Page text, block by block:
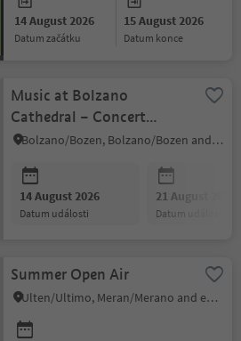
14 August 2026
datum začátku
15 August 2026
datum konce
Music at Bolzano
Cathedral – Concert
Programme 2026
Bolzano/Bozen, Bolzano/Bozen and environs
14 August 2026
datum události
21 August 2026
datum události
Summer Open Air
Ulten/Ultimo, Meran/Merano and environs